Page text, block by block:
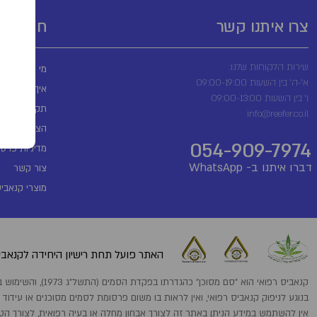
צרו איתנו קשר
שירות הלקוחות שלנו:
א'-ה' בין השעות 09:00-19:00
ו' בין השעות 09:00-13:00
info@reefer.co.il
054-909-7974
דברו איתנו ב- WhatsApp
חשובים
מי אנחנו?
איך מזמינים?
תקנון שימוש
הצהרת
מדיניות
צור קשר
מוצרי
האתר פועל תחת רישיון היחידה
קנאביס רפואי הוא "סם מסוכן" כהגדרתו בפקדת הסמים (התשל"ג 1973), והשימוש בו מותר אך ורק לבעלי רישיון מתאים לפי הפקודה ובהתאם למרשם רופא מוסמך.המידע הניתן באתר זה ניתן כמידה כללי בלבד
בנוגע לניפוק קנאביס רפואי, ואין לראות בו משום פרסומת לסמים מסוכנים או
אין להשתמש במידע הניתן באתר זה לצורך אבחון מחלה או בעיה רפואית, לצורך